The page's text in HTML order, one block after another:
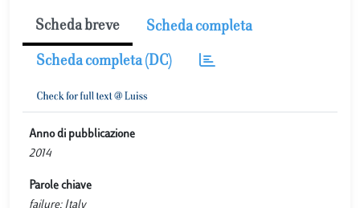
Scheda breve Scheda completa
Scheda completa (DC)
Anno di pubblicazione
2014
Parole chiave
failure; Italy